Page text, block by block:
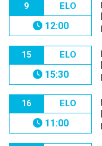
9 ELO
12:00
15 ELO
15:30
16 ELO
11:00